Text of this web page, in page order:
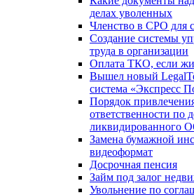
делах уволенных
Членство в СРО для
Создание системы
труда в организации
Оплата ТКО, если
Вышел новый
система «Экспресс
Порядок
ответственности по
ликвидированного
Замена бумажной
видеоформат
Досрочная пенсия
Займ под залог
Увольнение по